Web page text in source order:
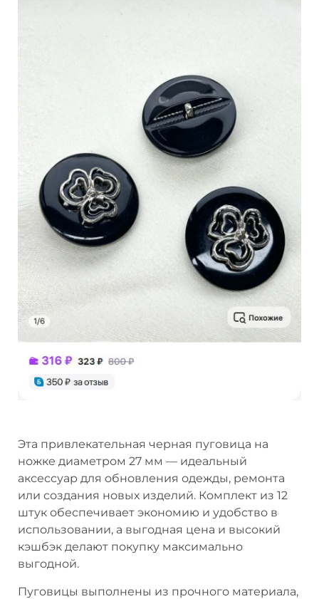
Эта привлекательная черная пуговица на
ножке диаметром 27 мм — идеальный
аксессуар для обновления одежды, ремонта
или создания новых изделий. Комплект из 12
штук обеспечивает экономию и удобство в
использовании, а выгодная цена и высокий
кэшбэк делают покупку максимально
выгодной.
Пуговицы выполнены из прочного материала,